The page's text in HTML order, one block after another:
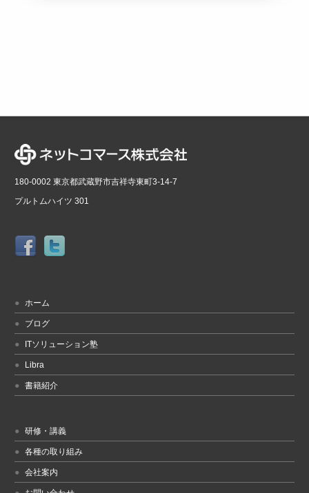
180-0002 東京都武蔵野市吉祥寺東町3-14-7
プルトムハイツ 301
ホーム
ブログ
ITソリューション塾
Libra
書籍紹介
研修・講義
各種の取り組み
会社案内